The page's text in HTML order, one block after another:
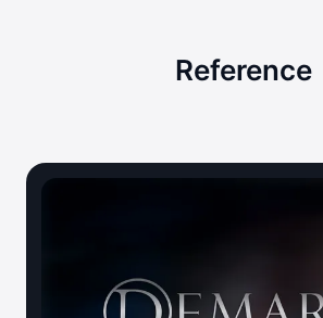
Reference